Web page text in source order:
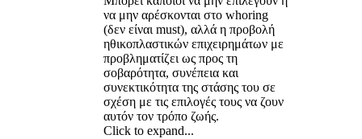
να μην αρέσκονται στο whoring
(δεν είναι must), αλλά η προβολή
ηθικοπλαστικών επιχειρημάτων με
προβληματίζει ως προς τη
σοβαρότητα, συνέπεια και
συνεκτικότητα της στάσης του σε
σχέση με τις επιλογές τους να ζουν
αυτόν τον τρόπο ζωής.
Click to expand...